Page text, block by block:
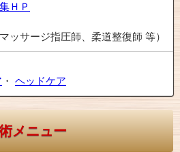
ＨＰ
サージ指圧師、柔道整復師 等）
・ ヘッドケア
メニュー